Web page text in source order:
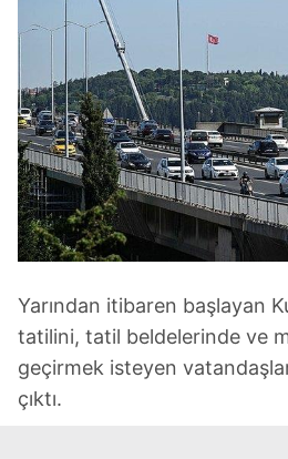
Yarından itibaren başlayan
tatilini, tatil beldelerinde ve
geçirmek isteyen
çıktı.